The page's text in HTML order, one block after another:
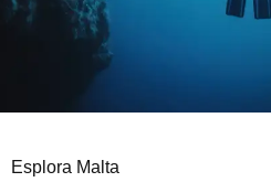
Esplora Malta